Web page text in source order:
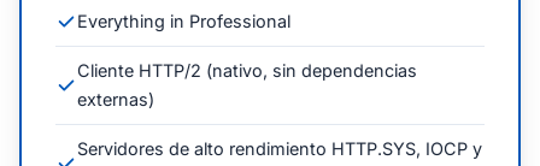
Everything in Professional
Cliente HTTP/2 (nativo, sin dependencias
externas)
Servidores de alto rendimiento HTTP.SYS, IOCP y